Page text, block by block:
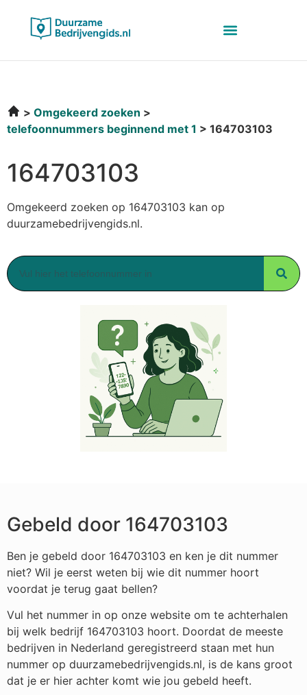
Omgekeerd zoeken
telefoonnummers beginnend met 1
164703103
164703103
Omgekeerd zoeken op 164703103 kan op
duurzamebedrijvengids.nl.
Gebeld door 164703103
Ben je gebeld door 164703103 en ken je dit nummer
niet? Wil je eerst weten bij wie dit nummer hoort
voordat je terug gaat bellen?
Vul het nummer in op onze website om te achterhalen
bij welk bedrijf 164703103 hoort. Doordat de meeste
bedrijven in Nederland geregistreerd staan met hun
nummer op duurzamebedrijvengids.nl, is de kans groot
dat je er hier achter komt wie jou gebeld heeft.